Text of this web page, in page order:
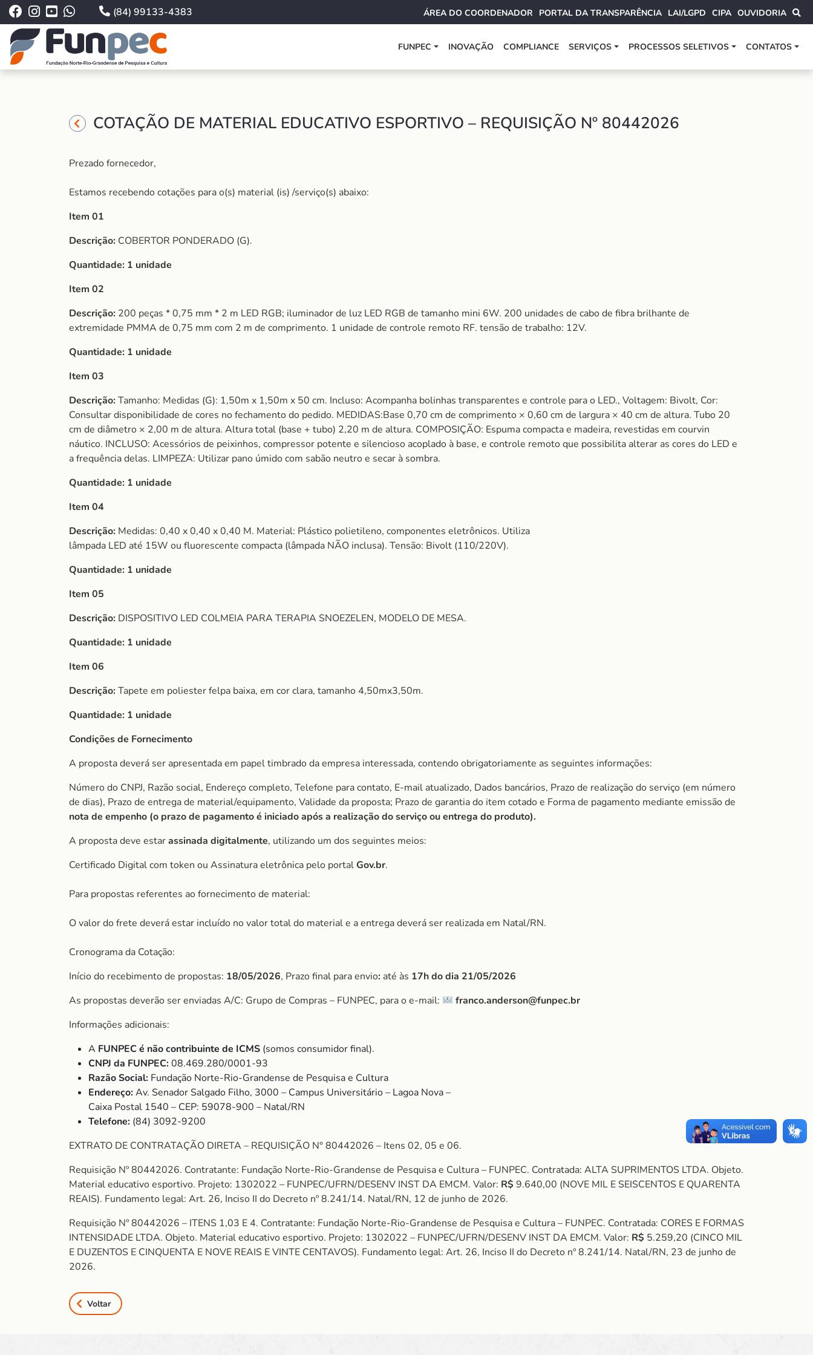
(84) 99133-4383 ÁREA DO COORDENADOR PORTAL DA TRANSPARÊNCIA LAI/LGPD CIPA OUVIDORIA
FUNPEC INOVAÇÃO COMPLIANCE SERVIÇOS PROCESSOS SELETIVOS CONTATOS
COTAÇÃO DE MATERIAL EDUCATIVO ESPORTIVO – REQUISIÇÃO Nº 80442026
Prezado fornecedor,
Estamos recebendo cotações para o(s) material (is) /serviço(s) abaixo:
Item 01
Descrição: COBERTOR PONDERADO (G).
Quantidade: 1 unidade
Item 02
Descrição: 200 peças * 0,75 mm * 2 m LED RGB; iluminador de luz LED RGB de tamanho mini 6W. 200 unidades de cabo de fibra brilhante de
extremidade PMMA de 0,75 mm com 2 m de comprimento. 1 unidade de controle remoto RF. tensão de trabalho: 12V.
Quantidade: 1 unidade
Item 03
Descrição:Tamanho: Medidas (G): 1,50m x 1,50m x 50 cm. Incluso: Acompanha bolinhas transparentes e controle para o LED., Voltagem: Bivolt, Cor:
Consultar disponibilidade de cores no fechamento do pedido. MEDIDAS:Base 0,70 cm de comprimento × 0,60 cm de largura × 40 cm de altura. Tubo 20
cm de diâmetro × 2,00 m de altura. Altura total (base + tubo) 2,20 m de altura. COMPOSIÇÃO: Espuma compacta e madeira, revestidas em courvin
náutico. INCLUSO: Acessórios de peixinhos, compressor potente e silencioso acoplado à base, e controle remoto que possibilita alterar as cores do LED e
a frequência delas. LIMPEZA: Utilizar pano úmido com sabão neutro e secar à sombra.
Quantidade: 1 unidade
Item 04
Descrição: Medidas: 0,40 x 0,40 x 0,40 M. Material: Plástico polietileno, componentes eletrônicos. Utiliza
lâmpada LED até 15W ou fluorescente compacta (lâmpada NÃO inclusa). Tensão: Bivolt (110/220V).
Quantidade: 1 unidade
Item 05
Descrição: DISPOSITIVO LED COLMEIA PARA TERAPIA SNOEZELEN, MODELO DE MESA.
Quantidade: 1 unidade
Item 06
Descrição:Tapete em poliester felpa baixa, em cor clara, tamanho 4,50mx3,50m.
Quantidade: 1 unidade
Condições de Fornecimento
A proposta deverá ser apresentada em papel timbrado da empresa interessada, contendo obrigatoriamente as seguintes informações:
Número do CNPJ, Razão social, Endereço completo, Telefone para contato, E-mail atualizado, Dados bancários, Prazo de realização do serviço (em número
de dias), Prazo de entrega de material/equipamento, Validade da proposta; Prazo de garantia do item cotado e Forma de pagamento mediante emissão de
nota de empenho (o prazo de pagamento é iniciado após a realização do serviço ou entrega do produto).
A proposta deve estarassinada digitalmente, utilizando um dos seguintes meios:
Certificado Digital com token ou Assinatura eletrônica pelo portalGov.br.
Para propostas referentes ao fornecimento de material:
O valor do frete deverá estar incluído no valor total do material e a entrega deverá ser realizada em Natal/RN.
Cronograma da Cotação:
Início do recebimento de propostas: 18/05/2026, Prazo final para envio: até às 17h do dia 21/05/2026
As propostas deverão ser enviadas A/C: Grupo de Compras – FUNPEC, para o e-mail:
franco.anderson@funpec.br
Informações adicionais:
A FUNPEC é não contribuinte de ICMS (somos consumidor final).
CNPJ da FUNPEC:08.469.280/0001-93
Razão Social: Fundação Norte-Rio-Grandense de Pesquisa e Cultura
Endereço:Av. Senador Salgado Filho, 3000 – Campus Universitário – Lagoa Nova –
Caixa Postal 1540 – CEP: 59078-900 – Natal/RN
Telefone: (84) 3092-9200
EXTRATO DE CONTRATAÇÃO DIRETA – REQUISIÇÃO N° 80442026 – Itens 02, 05 e 06.
Requisição Nº 80442026. Contratante: Fundação Norte-Rio-Grandense de Pesquisa e Cultura – FUNPEC. Contratada: ALTA SUPRIMENTOS LTDA. Objeto.
Material educativo esportivo. Projeto: 1302022 – FUNPEC/UFRN/DESENV INST DA EMCM. Valor: R$ 9.640,00 (NOVE MIL E SEISCENTOS E QUARENTA
REAIS). Fundamento legal: Art. 26, Inciso II do Decreto nº 8.241/14. Natal/RN, 12 de junho de 2026.
Requisição Nº 80442026 – ITENS 1,03 E 4. Contratante: Fundação Norte-Rio-Grandense de Pesquisa e Cultura – FUNPEC. Contratada: CORES E FORMAS
INTENSIDADE LTDA. Objeto. Material educativo esportivo. Projeto: 1302022 – FUNPEC/UFRN/DESENV INST DA EMCM. Valor: R$ 5.259,20 (CINCO MIL
E DUZENTOS E CINQUENTA E NOVE REAIS E VINTE CENTAVOS). Fundamento legal: Art. 26, Inciso II do Decreto nº 8.241/14. Natal/RN, 23 de junho de
2026.
Voltar